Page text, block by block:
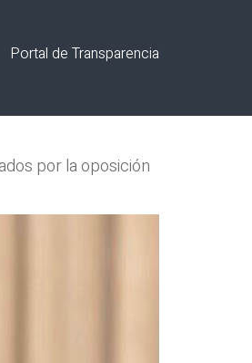
Portal de Transparencia
por la oposición